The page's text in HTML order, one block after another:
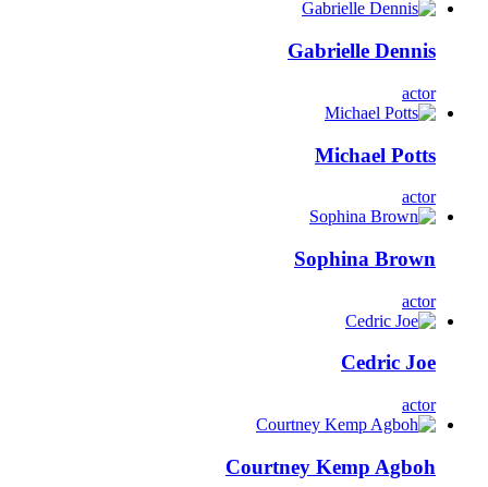
Gabrielle Dennis
actor
Michael Potts
actor
Sophina Brown
actor
Cedric Joe
actor
Courtney Kemp Agboh